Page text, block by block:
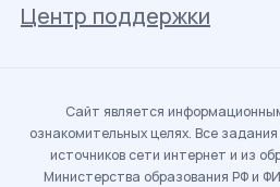
Центр поддержки
Сайт является
ознакомительных целях. Все
источников сети интернет и из
Министерства образования РФ и